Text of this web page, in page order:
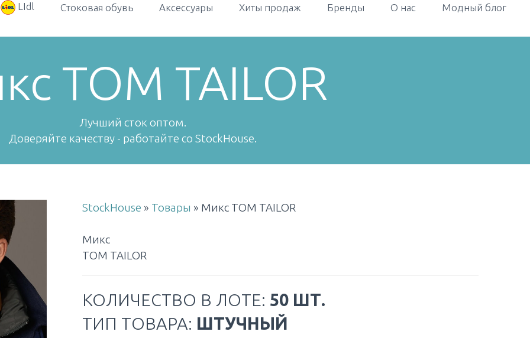
LIdl Стоковая обувь Аксессуары Хиты продаж Бренды О нас Модный блог
TOM TAILOR
Лучший сток оптом.
Доверяйте качеству - работайте со StockHouse.
StockHouse » Товары » Микс TOM TAILOR
Микс
TOM TAILOR
КОЛИЧЕСТВО В ЛОТЕ: 50 ШТ.
ТИП ТОВАРА: ШТУЧНЫЙ